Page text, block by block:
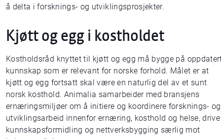
å delta i forsknings- og utviklingsprosjekter.
Kjøtt og egg i kostholdet
Kostholdsråd knyttet til kjøtt og egg må bygge på
kunnskap som er relevant for norske forhold. Målet er at
kjøtt og egg fortsatt skal være en naturlig del av et sunt
norsk kosthold. Animalia samarbeider med bransjens
ernæringsmiljøer om å initiere og koordinere forsknings- og
utviklingsarbeid innenfor ernæring, kosthold og helse, drive
kunnskapsformidling og nettverksbygging særlig mot